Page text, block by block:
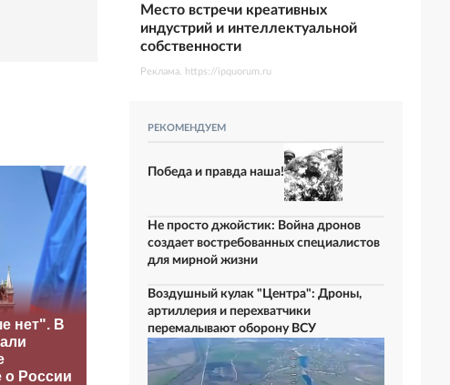
нет". В
о России
«Это конец всего»:
Захарова
прокомментировал
а фестиваль в
Юрмале
На Украине
массово угрожают
сотрудникам ТЦК и
их семьям
Место встречи креативных
индустрий и интеллектуальной
собственности
Реклама. https://ipquorum.ru
РЕКОМЕНДУЕМ
Победа и правда наша!
Не просто джойстик: Война дронов
создает востребованных специалистов
для мирной жизни
Воздушный кулак "Центра": Дроны,
артиллерия и перехватчики
перемалывают оборону ВСУ